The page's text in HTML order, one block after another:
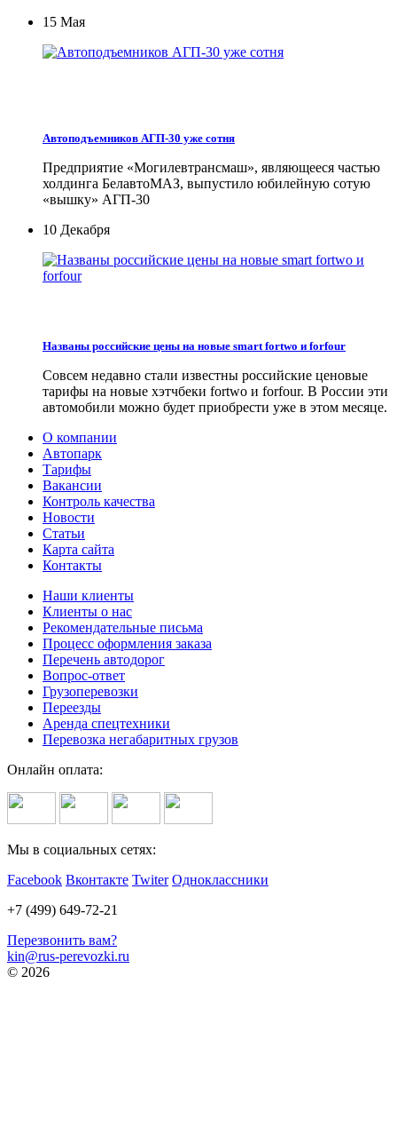
15 Мая
Автоподъемников АГП-30 уже сотня
Предприятие «Могилевтрансмаш», являющееся частью
холдинга БелавтоМАЗ, выпустило юбилейную сотую
«вышку» АГП-30
10 Декабря
Названы российские цены на новые smart fortwo и forfour
Совсем недавно стали известны российские ценовые
тарифы на новые хэтчбеки fortwo и forfour. В России эти
автомобили можно будет приобрести уже в этом месяце.
О компании
Автопарк
Тарифы
Вакансии
Контроль качества
Новости
Статьи
Карта сайта
Контакты
Наши клиенты
Клиенты о нас
Рекомендательные письма
Процесс оформления заказа
Перечень автодорог
Вопрос-ответ
Грузоперевозки
Переезды
Аренда спецтехники
Перевозка негабаритных грузов
Онлайн оплата:
Мы в социальных сетях:
Facebook Вконтакте Twiter Одноклассники
+7 (499) 649-72-21
Перезвонить вам?
kin@rus-perevozki.ru
© 2026